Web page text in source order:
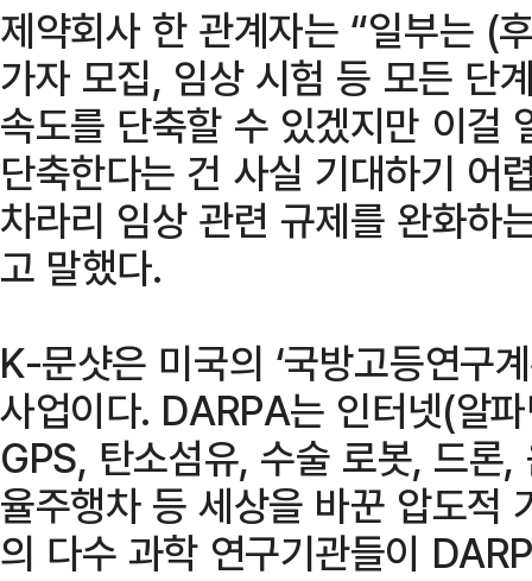
제약회사 한 관계자는 “일부는 (
가자 모집, 임상 시험 등 모든 단
속도를 단축할 수 있겠지만 이걸
단축한다는 건 사실 기대하기 어
차라리 임상 관련 규제를 완화하
고 말했다.
K-문샷은 미국의 ‘국방고등연구
사업이다. DARPA는 인터넷(알
GPS, 탄소섬유, 수술 로봇, 드
율주행차 등 세상을 바꾼 압도적
의 다수 과학 연구기관들이